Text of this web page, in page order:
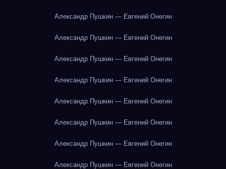
Александр Пушкин — Евгений Онегин
Александр Пушкин — Евгений Онегин
Александр Пушкин — Евгений Онегин
Александр Пушкин — Евгений Онегин
Александр Пушкин — Евгений Онегин
Александр Пушкин — Евгений Онегин
Александр Пушкин — Евгений Онегин
Александр Пушкин — Евгений Онегин